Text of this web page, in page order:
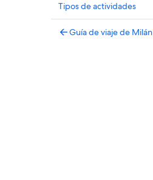
Tipos de actividades
Guía de viaje de Milán